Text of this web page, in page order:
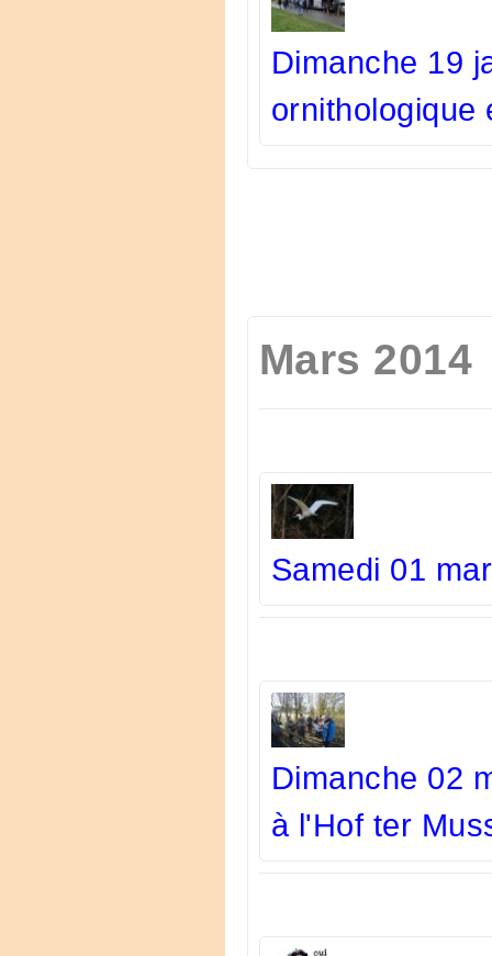
Dimanche 19
ornithologique
Mars 2014
Samedi 01
Dimanche 02
à l'Hof ter